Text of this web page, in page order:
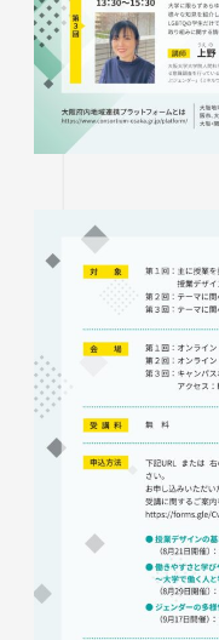
学内で地震が発
知的・人的資源
生涯学習・公開講
たいし塾
公開シンポジウ
その他の公開講座